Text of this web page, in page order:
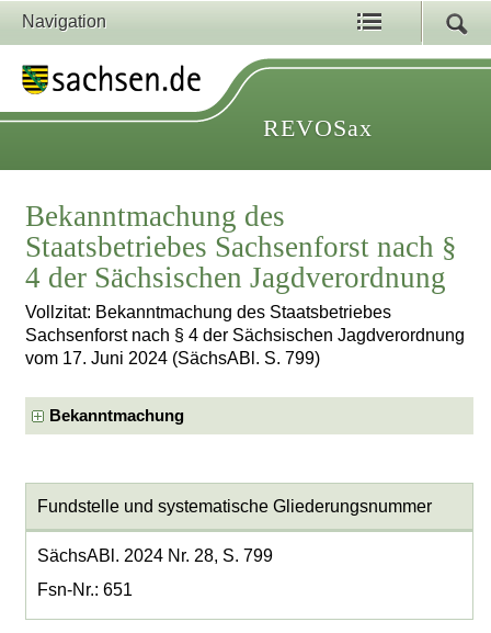
Navigation
REVOSax
Bekanntmachung des
Staatsbetriebes Sachsenforst nach §
4 der Sächsischen Jagdverordnung
Vollzitat: Bekanntmachung des Staatsbetriebes
Sachsenforst nach § 4 der Sächsischen Jagdverordnung
vom 17. Juni 2024 (SächsABl. S. 799)
Bekanntmachung
Fundstelle und systematische Gliederungsnummer
SächsABl. 2024 Nr. 28, S. 799
Fsn-Nr.: 651